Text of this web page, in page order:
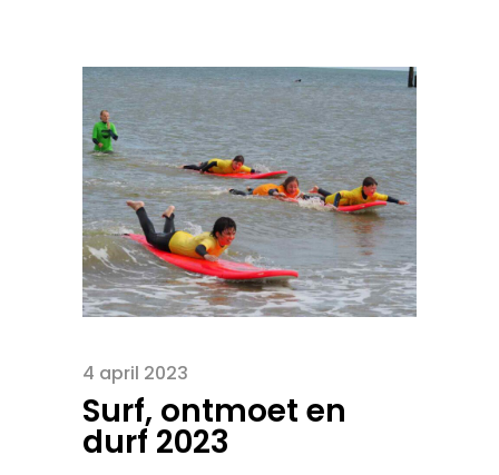
4 april 2023
Surf, ontmoet en
durf 2023